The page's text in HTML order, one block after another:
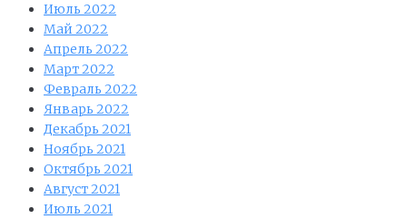
Июль 2022
Май 2022
Апрель 2022
Март 2022
Февраль 2022
Январь 2022
Декабрь 2021
Ноябрь 2021
Октябрь 2021
Август 2021
Июль 2021